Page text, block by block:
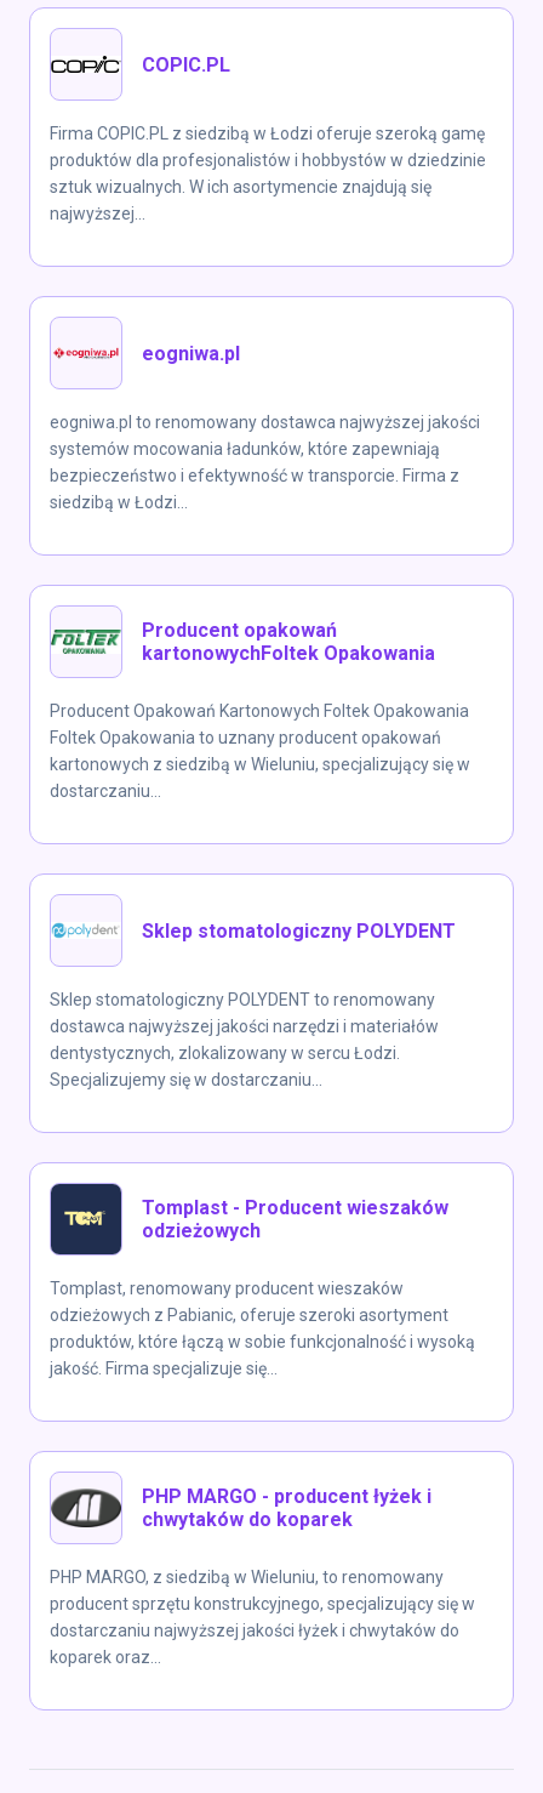
COPIC.PL
Firma COPIC.PL z siedzibą w Łodzi oferuje szeroką gamę
produktów dla profesjonalistów i hobbystów w dziedzinie
sztuk wizualnych. W ich asortymencie znajdują się
najwyższej...
eogniwa.pl
eogniwa.pl to renomowany dostawca najwyższej jakości
systemów mocowania ładunków, które zapewniają
bezpieczeństwo i efektywność w transporcie. Firma z
siedzibą w Łodzi...
Producent opakowań
kartonowychFoltek Opakowania
Producent Opakowań Kartonowych Foltek Opakowania
Foltek Opakowania to uznany producent opakowań
kartonowych z siedzibą w Wieluniu, specjalizujący się w
dostarczaniu...
Sklep stomatologiczny POLYDENT
Sklep stomatologiczny POLYDENT to renomowany
dostawca najwyższej jakości narzędzi i materiałów
dentystycznych, zlokalizowany w sercu Łodzi.
Specjalizujemy się w dostarczaniu...
Tomplast - Producent wieszaków
odzieżowych
Tomplast, renomowany producent wieszaków
odzieżowych z Pabianic, oferuje szeroki asortyment
produktów, które łączą w sobie funkcjonalność i wysoką
jakość. Firma specjalizuje się...
PHP MARGO - producent łyżek i
chwytaków do koparek
PHP MARGO, z siedzibą w Wieluniu, to renomowany
producent sprzętu konstrukcyjnego, specjalizujący się w
dostarczaniu najwyższej jakości łyżek i chwytaków do
koparek oraz...